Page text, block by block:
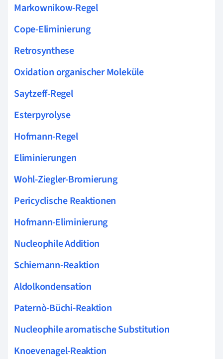
Markownikow-Regel
Cope-Eliminierung
Retrosynthese
Oxidation organischer Moleküle
Saytzeff-Regel
Esterpyrolyse
Hofmann-Regel
Eliminierungen
Wohl-Ziegler-Bromierung
Pericyclische Reaktionen
Hofmann-Eliminierung
Nucleophile Addition
Schiemann-Reaktion
Aldolkondensation
Paternò-Büchi-Reaktion
Nucleophile aromatische Substitution
Knoevenagel-Reaktion